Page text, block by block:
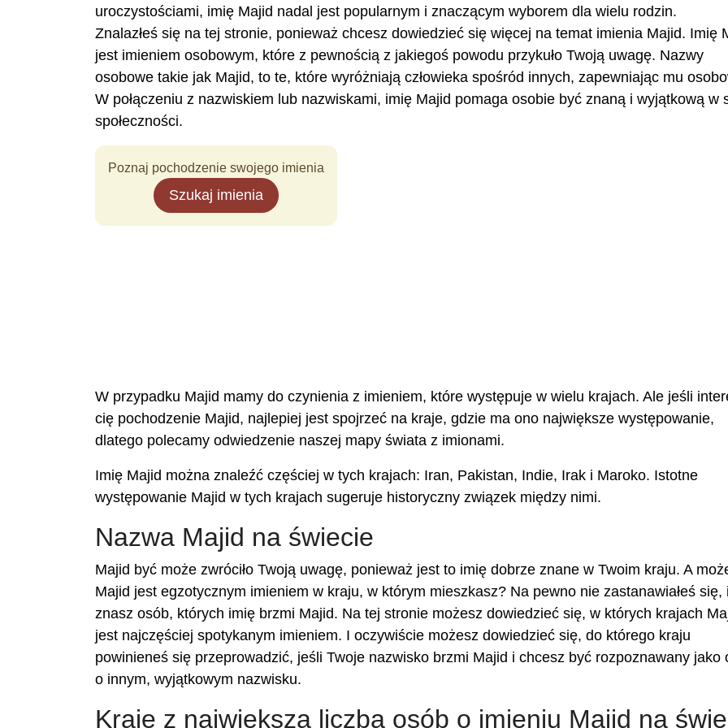
uroczystościami, imię Majid nadal jest popularnym i znaczącym wyborem dla wielu rodzin.
Znalazłeś się na tej stronie, ponieważ chcesz dowiedzieć się więcej na temat imienia Majid. Imię
jest imieniem osobowym, które z pewnością z jakiegoś powodu przykuło Twoją uwagę. Nazwy
osobowe takie jak Majid, to te, które wyróżniają człowieka spośród innych, zapewniając mu
W połączeniu z nazwiskiem lub nazwiskami, imię Majid pomaga osobie być znaną i wyjątkową w
społeczności.
Poznaj pochodzenie swojego imienia
Szukaj imienia
W przypadku Majid mamy do czynienia z imieniem, które występuje w wielu krajach. Ale jeśli
cię pochodzenie Majid, najlepiej jest spojrzeć na kraje, gdzie ma ono największe występowanie,
dlatego polecamy odwiedzenie naszej mapy świata z imionami.
Imię Majid można znaleźć częściej w tych krajach: Iran, Pakistan, Indie, Irak i Maroko. Istotne
występowanie Majid w tych krajach sugeruje historyczny związek między nimi.
Nazwa Majid na świecie
Majid być może zwróciło Twoją uwagę, ponieważ jest to imię dobrze znane w Twoim kraju. A
Majid jest egzotycznym imieniem w kraju, w którym mieszkasz? Na pewno nie zastanawiałeś się,
znasz osób, których imię brzmi Majid. Na tej stronie możesz dowiedzieć się, w których krajach
jest najczęściej spotykanym imieniem. I oczywiście możesz dowiedzieć się, do którego kraju
powinieneś się przeprowadzić, jeśli Twoje nazwisko brzmi Majid i chcesz być rozpoznawany jako
o innym, wyjątkowym nazwisku.
Kraje z największą liczbą osób o imieniu Majid na